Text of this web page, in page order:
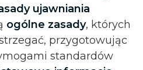
ujawniania
ogólne zasady, których
przygotowując
standardów